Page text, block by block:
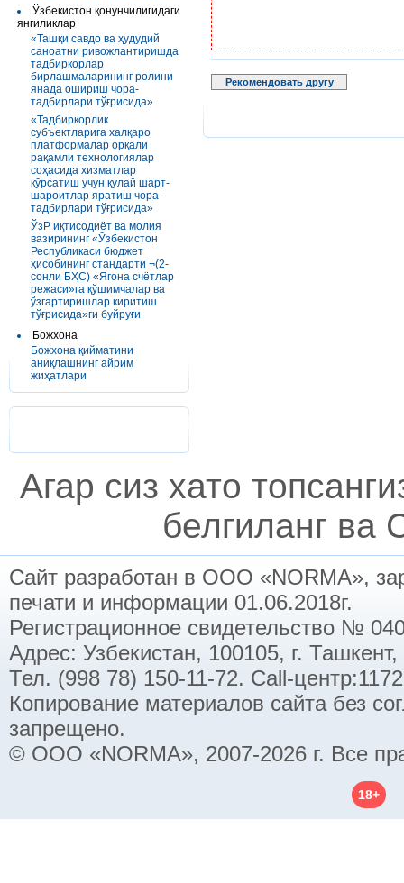
Ўзбекистон қонунчилигидаги
янгиликлар
«Ташқи савдо ва ҳудудий
саноатни ривожлантиришда
тадбиркорлар
бирлашмаларининг ролини
янада ошириш чора-
тадбирлари тўғрисида»
«Тадбиркорлик
субъектларига халқаро
платформалар орқали
рақамли технологиялар
соҳасида хизматлар
кўрсатиш учун қулай шарт-
шароитлар яратиш чора-
тадбирлари тўғрисида»
ЎзР иқтисодиёт ва молия
вазирининг «Ўзбекистон
Республикаси бюджет
ҳисобининг стандарти ¬(2-
сонли БҲС) «Ягона счётлар
режаси»га қўшимчалар ва
ўзгартиришлар киритиш
тўғрисида»ги буйруғи
Божхона
Божхона қийматини
аниқлашнинг айрим
жиҳатлари
Рекомендовать другу
Агар сиз хато
белгиланг ва
Сайт разработан в ООО «NORMA»,
печати и информации 01.06.2018г.
Регистрационное свидетельство №
Адрес: Узбекистан, 100105, г.
Тел. (998 78) 150-11-72. Call-
Копирование материалов сайта без
запрещено.
© ООО «NORMA», 2007-2026 г. Все
18+